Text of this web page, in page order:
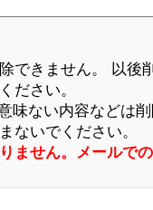
できません。 以後
ださい。
味ない内容などは
ないでください。
ません。メールで